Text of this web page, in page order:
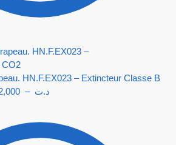
HN.F.EX023 – Extincteur Classe B
د.ت –